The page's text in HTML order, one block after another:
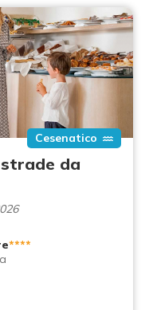
Cesenatico
da
****